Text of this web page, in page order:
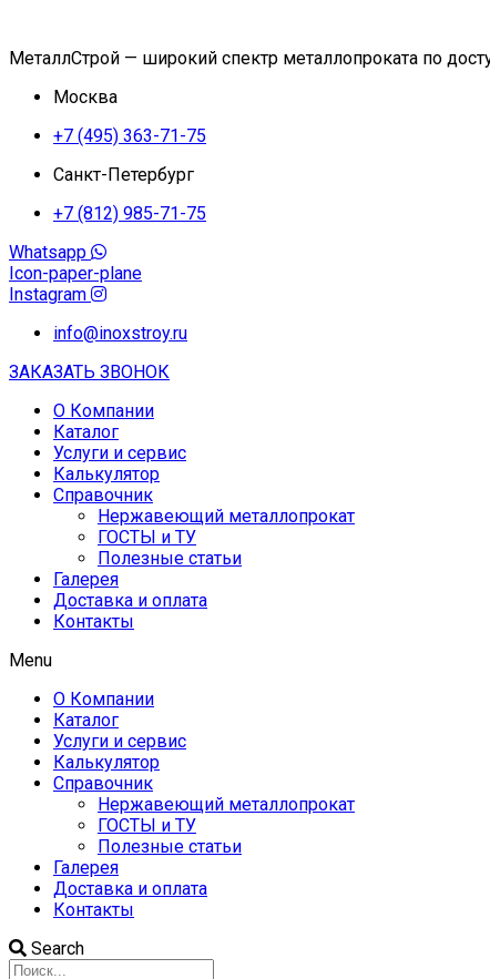
МеталлСтрой — широкий спектр металлопроката по
Москва
+7 (495) 363-71-75
Санкт-Петербург
+7 (812) 985-71-75
Whatsapp
Icon-paper-plane
Instagram
info@inoxstroy.ru
ЗАКАЗАТЬ ЗВОНОК
О Компании
Каталог
Услуги и сервис
Калькулятор
Справочник
Нержавеющий металлопрокат
ГОСТЫ и ТУ
Полезные статьи
Галерея
Доставка и оплата
Контакты
Menu
О Компании
Каталог
Услуги и сервис
Калькулятор
Справочник
Нержавеющий металлопрокат
ГОСТЫ и ТУ
Полезные статьи
Галерея
Доставка и оплата
Контакты
Search